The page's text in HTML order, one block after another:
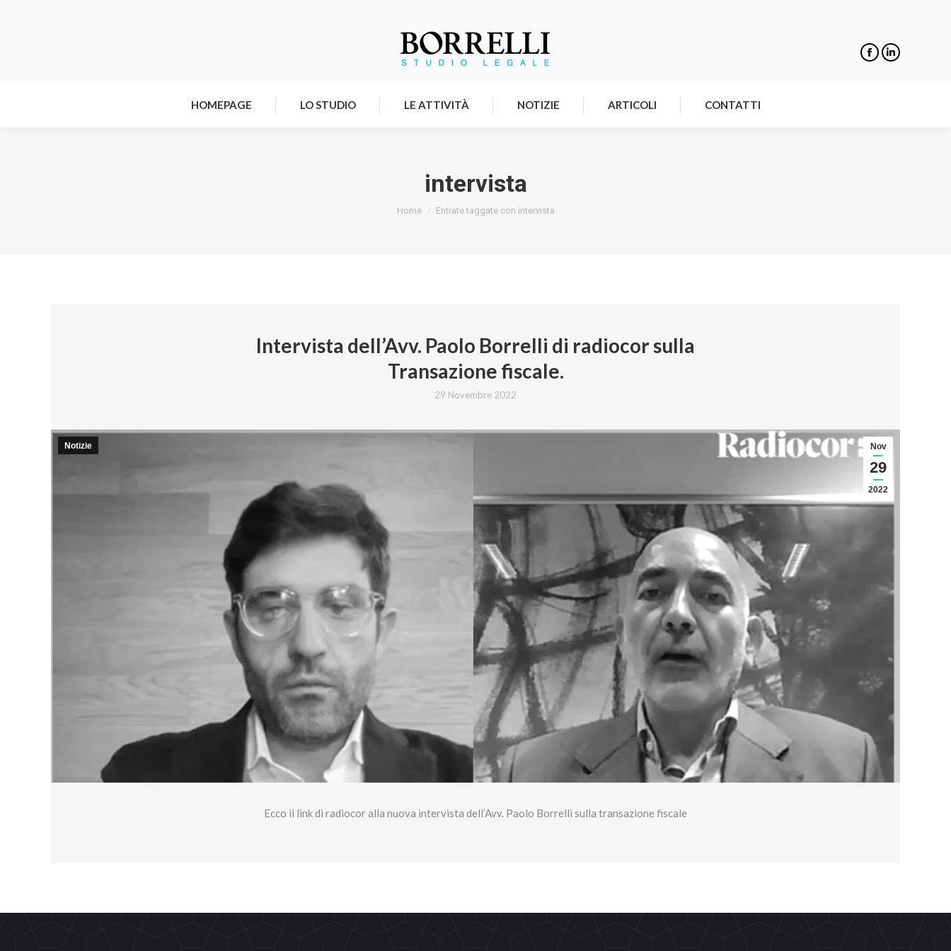
HOMEPAGE LO STUDIO LE ATTIVITÀ NOTIZIE ARTICOLI CONTATTI
intervista
Tu sei qui:
Home Entrate taggate con intervista
Intervista dell’Avv. Paolo Borrelli di radiocor sulla
Transazione fiscale.
29 Novembre 2022
Nov
29
2022
Notizie
Ecco il link di radiocor alla nuova intervista dell’Avv. Paolo Borrelli sulla transazione fiscale
LO STUDIO LE ATTIVITÀ